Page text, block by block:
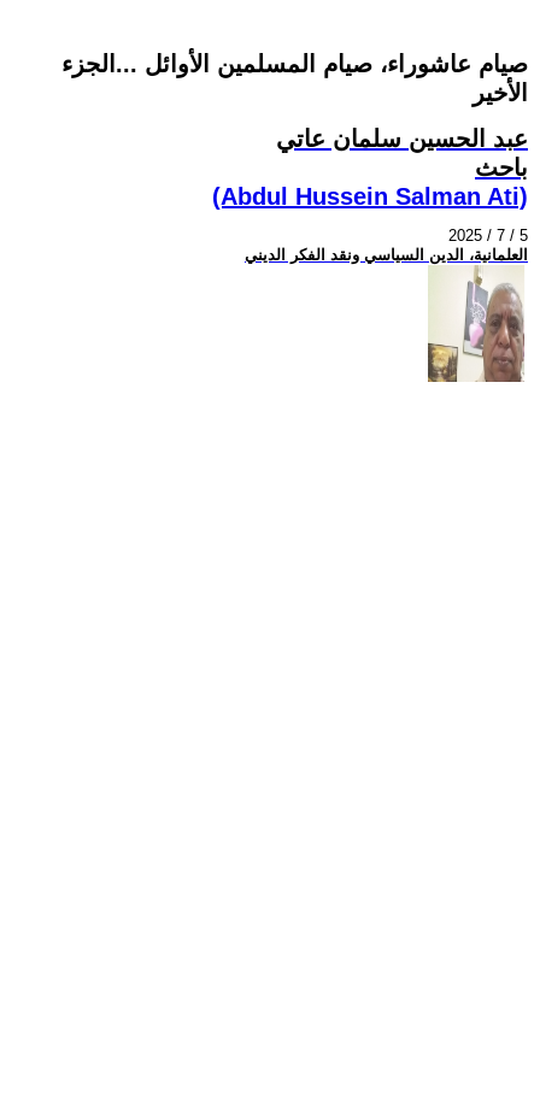
صيام عاشوراء، صيام المسلمين الأوائل ...الجزء
الأخير
عبد الحسين سلمان عاتي
باحث
(Abdul Hussein Salman Ati)
2025 / 7 / 5
العلمانية، الدين السياسي ونقد الفكر الديني